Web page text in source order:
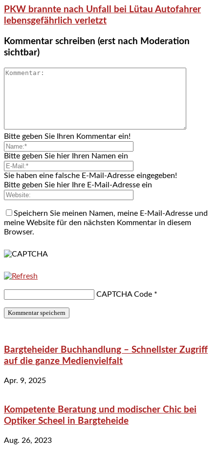
PKW brannte nach Unfall bei Lütau Autofahrer
lebensgefährlich verletzt
Kommentar schreiben (erst nach Moderation
sichtbar)
Bitte geben Sie Ihren Kommentar ein!
Bitte geben Sie hier Ihren Namen ein
Sie haben eine falsche E-Mail-Adresse eingegeben!
Bitte geben Sie hier Ihre E-Mail-Adresse ein
Speichern Sie meinen Namen, meine E-Mail-Adresse und
meine Website für den nächsten Kommentar in diesem
Browser.
CAPTCHA Code *
Bargteheider Buchhandlung – Schnellster Zugriff
auf die ganze Medienvielfalt
Apr. 9, 2025
Kompetente Beratung und modischer Chic bei
Optiker Scheel in Bargteheide
Aug. 26, 2023